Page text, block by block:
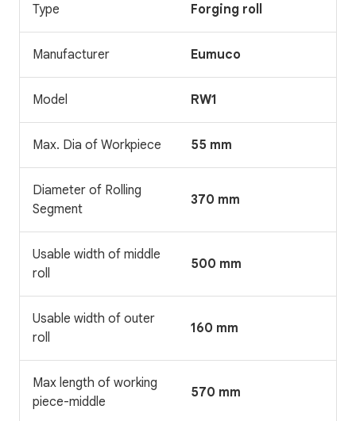
Type Forging roll
Manufacturer Eumuco
Model RW1
Max. Dia of Workpiece 55 mm
Diameter of Rolling
Segment
370 mm
Usable width of middle
roll
500 mm
Usable width of outer
roll
160 mm
Max length of working
piece-middle
570 mm